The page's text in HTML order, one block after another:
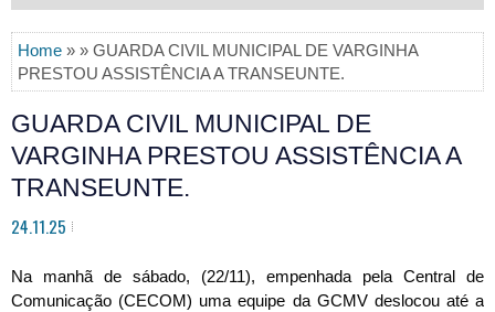
Home » » GUARDA CIVIL MUNICIPAL DE VARGINHA
PRESTOU ASSISTÊNCIA A TRANSEUNTE.
GUARDA CIVIL MUNICIPAL DE
VARGINHA PRESTOU ASSISTÊNCIA A
TRANSEUNTE.
24.11.25
Na manhã de sábado, (22/11), empenhada pela Central de
Comunicação (CECOM) uma equipe da GCMV deslocou até a